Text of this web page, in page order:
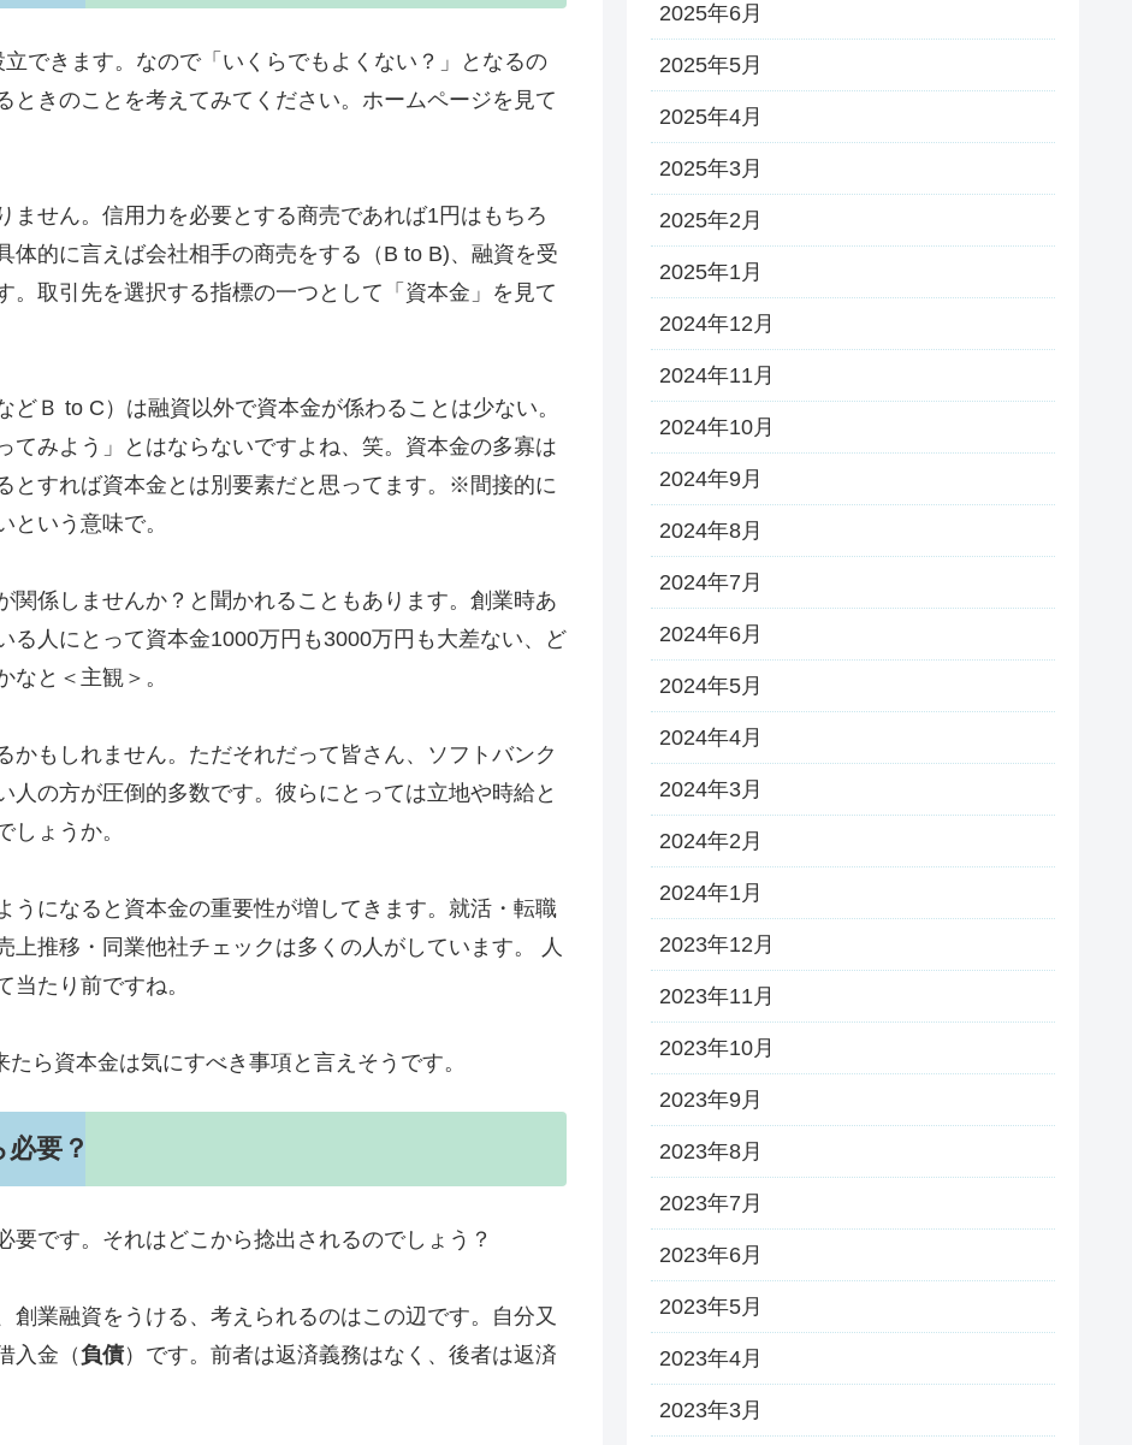
できます。なので「いくらでもよくない？」となるの
ときのことを考えてみてください。ホームページを見て
ません。信用力を必要とする商売であれば1円はもちろ
体的に言えば会社相手の商売をする（B to B)、融資を受
。取引先を選択する指標の一つとして「資本金」を見て
Ｂ to C）は融資以外で資本金が係わることは少ない。
てみよう」とはならないですよね、笑。資本金の多寡は
とすれば資本金とは別要素だと思ってます。※間接的に
いう意味で。
関係しませんか？と聞かれることもあります。創業時あ
る人にとって資本金1000万円も3000万円も大差ない、ど
なと＜主観＞。
かもしれません。ただそれだって皆さん、ソフトバンク
人の方が圧倒的多数です。彼らにとっては立地や時給と
ょうか。
うになると資本金の重要性が増してきます。就活・転職
上推移・同業他社チェックは多くの人がしています。 人
たり前ですね。
ら資本金は気にすべき事項と言えそうです。
要？
要です。それはどこから捻出されるのでしょう？
創業融資をうける、考えられるのはこの辺です。自分又
入金（負債）です。前者は返済義務はなく、後者は返済
2025年6月
2025年5月
2025年4月
2025年3月
2025年2月
2025年1月
2024年12月
2024年11月
2024年10月
2024年9月
2024年8月
2024年7月
2024年6月
2024年5月
2024年4月
2024年3月
2024年2月
2024年1月
2023年12月
2023年11月
2023年10月
2023年9月
2023年8月
2023年7月
2023年6月
2023年5月
2023年4月
2023年3月